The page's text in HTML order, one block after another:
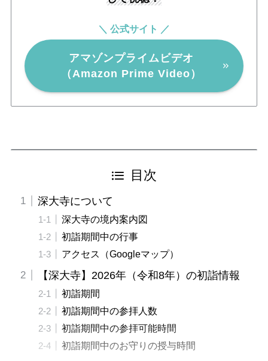
＼ 公式サイト ／
アマゾンプライムビデオ
（Amazon Prime Video）
目次
深大寺について
深大寺の境内案内図
初詣期間中の行事
アクセス（Googleマップ）
【深大寺】2026年（令和8年）の初詣情報
初詣期間
初詣期間中の参拝人数
初詣期間中の参拝可能時間
初詣期間中のお守りの授与時間